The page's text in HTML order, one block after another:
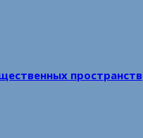
пространств